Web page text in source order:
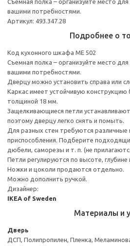
вашими потребностями.
Артикул: 493.347.28
Подробнее о
Код кухонного шкафа ME 502
Съемная полка – организуйте место
вашими потребностями.
Дверцу можно установить справа или
Каркас имеет устойчивую
толщиной 18 мм.
Защелкивающиеся петли
поэтому дверцу легко снять и помыть.
Для разных стен требуются различные
приспособления. Подберите
дюбели, саморезы и т. п. (не
Петли регулируются по высоте, глубине
Ножки и цоколи продаются отдельно.
Можно дополнить ручкой.
Дизайнер:
IKEA of Sweden
Материалы и
Дверь
ДСП, Полипропилен, Пленка,